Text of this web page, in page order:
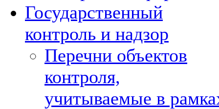
Государственный
контроль и надзор
Перечни объектов
контроля,
учитываемые в